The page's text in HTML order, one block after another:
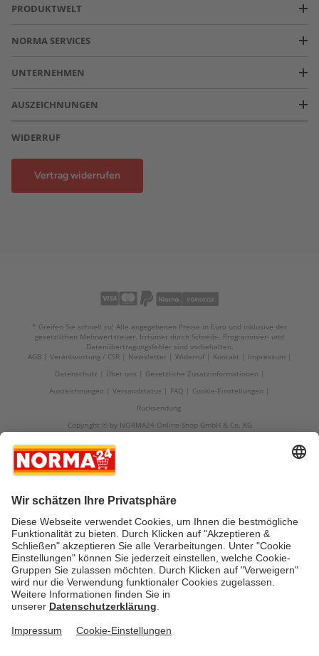
PRODUKTWELT
NORMA SERVICES
UNTERNEHMEN
AUSZEICHNUNGEN
WIDERRUF
Vertrag widerrufen
* Greifen Sie schnell zu! Alle angegebenen Preise in Euro und inklusive der
gesetzlichen Mehrwertsteuer. Irrtümer durch Schreib-, Programmier- und
Datenübertragungsfehler sind vorbehalten.
AGB
Verantwortung / CSR Newsletter Widerruf Kontakt
Impressum
Datenschutz
Über uns
Gesetzliche Zusatzinformationen
Auszeichnungen
Versandstatus FAQ
Cookie-Einstellungen
Rücksendung
Copyright © by NORMA24 Online-Shop GmbH & Co. KG